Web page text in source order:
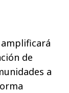
de
a